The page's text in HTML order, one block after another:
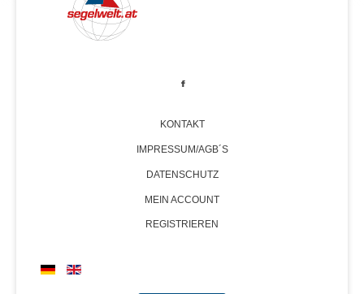
KONTAKT
IMPRESSUM/AGB´S
DATENSCHUTZ
MEIN ACCOUNT
REGISTRIEREN